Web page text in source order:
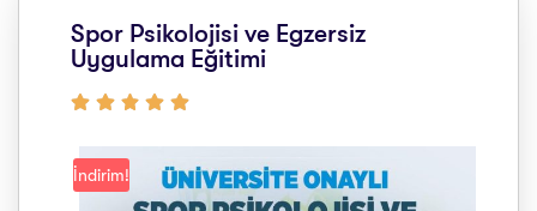
Spor Psikolojisi ve Egzersiz
Uygulama Eğitimi
İndirim!